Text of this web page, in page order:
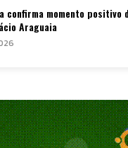
confirma momento positivo
Araguaia